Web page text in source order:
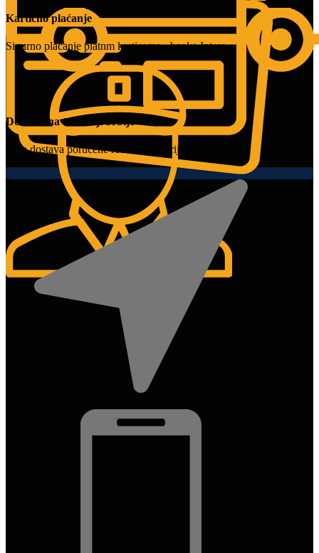
Kartično plaćanje
Sigurno plaćanje platnm karticama - banka Intesa
Dostava na teritoriji Srbije
Brza dostava poručene robe na teritoriji Srbije